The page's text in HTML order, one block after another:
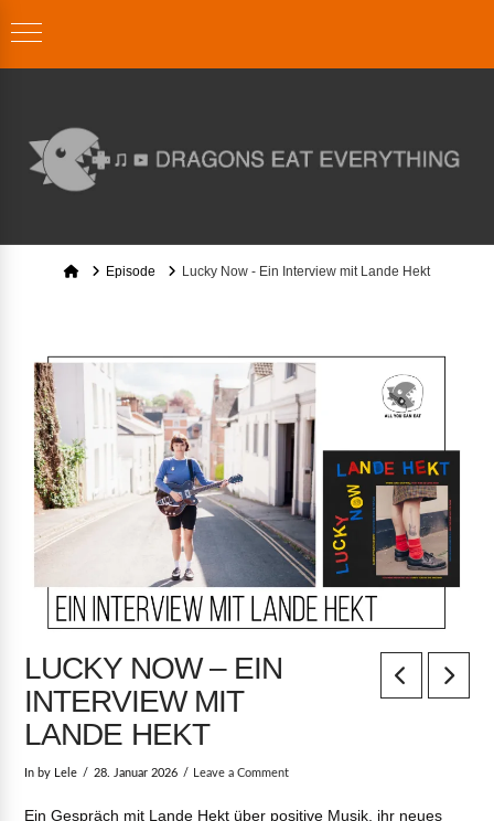
HomeEpisode Lucky Now - Ein Interview mit Lande Hekt
LUCKY NOW – EIN
INTERVIEW MIT
LANDE HEKT
In by Lele 28. Januar 2026 Leave a Comment
Ein Gespräch mit Lande Hekt über positive Musik, ihr neues